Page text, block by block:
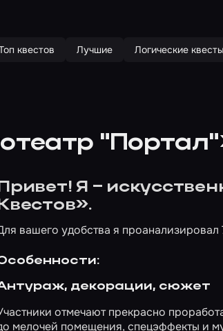
квестов Лучшие Логические квесты
Я –
вашего удобства я
декорации, сюжет
отмечают прекрасно
мелочей помещения, спецэффекты и